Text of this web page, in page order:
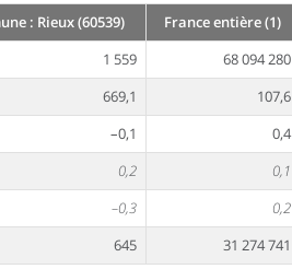
: Rieux (60539)
France entière (1)
1 559
68 094 280
669,1
107,6
–0,1
0,4
0,2
0,1
–0,3
0,2
645
31 274 741